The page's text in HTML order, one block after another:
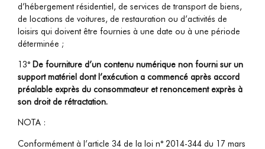
d’hébergement résidentiel, de services de transport de biens,
de locations de voitures, de restauration ou d’activités de
loisirs qui doivent être fournies à une date ou à une période
déterminée ;
13° De fourniture d’un contenu numérique non fourni sur un
support matériel dont l’exécution a commencé après accord
préalable exprès du consommateur et renoncement exprès à
son droit de rétractation.
NOTA :
Conformément à l’article 34 de la loi n° 2014-344 du 17 mars